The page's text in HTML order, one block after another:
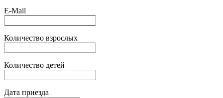
E-Mail
Количество взрослых
Количество детей
Дата приезда